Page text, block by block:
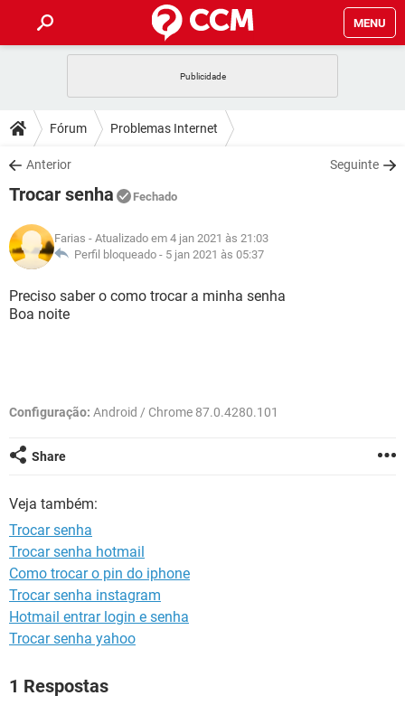
MENU
CELULAR FACEBOOK
OUTLOOK
INSTAGRAM
GUIA DE COMPRAS
DICAS
JOGOS WHATSAPP
INSTAGRAM GMAIL
GUIA DE COMPRAS
DOWNLOADS
JOGOS
CELULAR
OUTLOOK EXCEL
INSTAGRAM GMAIL
GUIA DE COMPRAS
JOGOS WHATSAPP
CELULAR
OUTLOOK EXCEL
GLOSSÁRIO
JOGOS WHATSAPP
CELULAR
GUIA DE COMPRAS
Fórum Problemas Internet
Anterior Seguinte
Trocar senha Fechado
Farias - Atualizado em 4 jan 2021 às 21:03
Perfil bloqueado - 5 jan 2021 às 05:37
Preciso saber o como trocar a minha senha
Boa noite
Configuração: Android / Chrome 87.0.4280.101
Share
Veja também:
Trocar senha
Trocar senha hotmail
Como trocar o pin do iphone
Trocar senha instagram
Hotmail entrar login e senha
Trocar senha yahoo
1 Respostas